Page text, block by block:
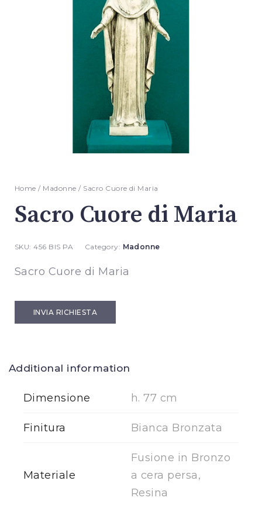
Home / Madonne / Sacro Cuore di Maria
Sacro Cuore di Maria
SKU:456 BIS PA Category: Madonne
Sacro Cuore di Maria
INVIA RICHIESTA
Additional information
Dimensione h. 77 cm
Finitura Bianca Bronzata
Materiale
Fusione in Bronzo
a cera persa,
Resina